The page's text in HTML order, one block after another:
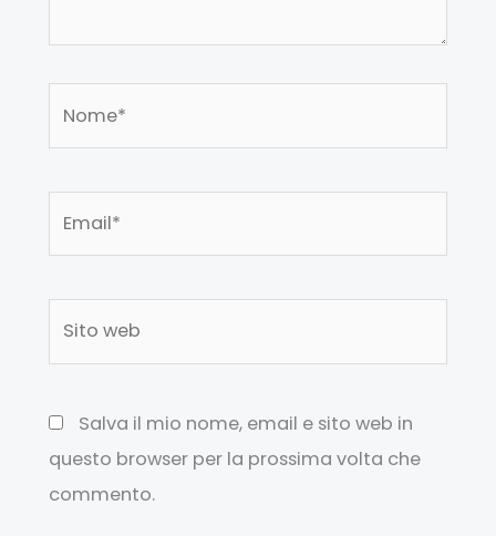
Salva il mio nome, email e sito web in
questo browser per la prossima volta che
commento.